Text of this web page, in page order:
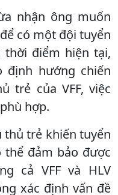
nhận ông muốn
có một đội tuyển
điểm hiện tại,
hướng chiến
trẻ của VFF, việc
hợp.
thủ trẻ khiến tuyển
thể đảm bảo được
cả VFF và HLV
xác định vấn đề